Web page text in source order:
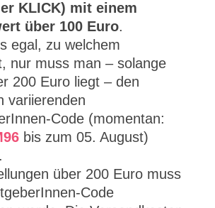
KLICK) mit einem
über 100 Euro.
egal, zu welchem
nur muss man – solange
200 Euro liegt – den
variierenden
Code (momentan:
bis zum 05. August)
über 200 Euro muss
Code